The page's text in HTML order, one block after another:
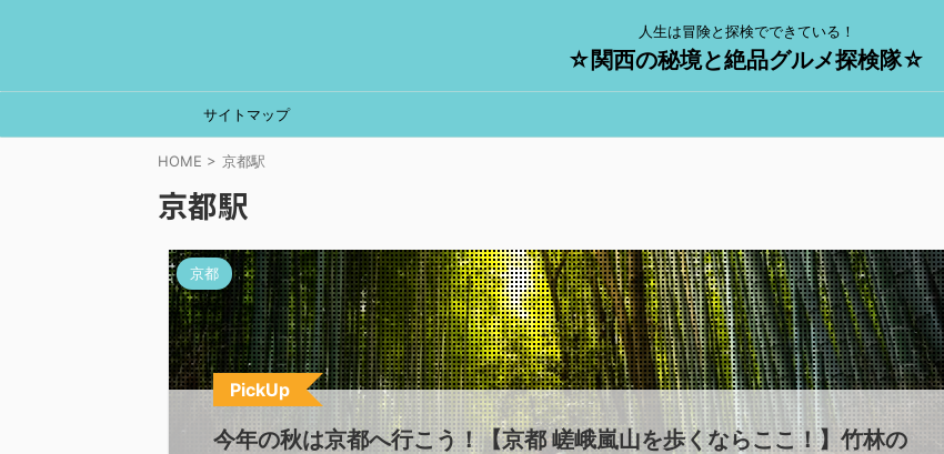
人生は冒険と探検でできている！
☆関西の秘境と絶品グルメ探検隊☆
サイトマップ
HOME > 京都駅
京都駅
京都
PickUp
今年の秋は京都へ行こう！【京都 嵯峨嵐山を歩くならここ！】竹林の